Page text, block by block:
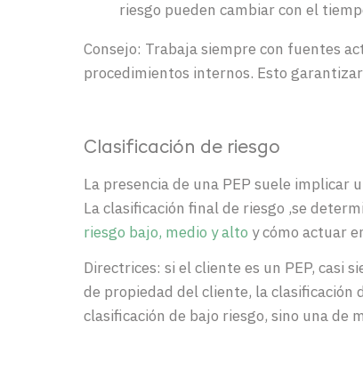
riesgo pueden cambiar con el
Consejo: Trabaja siempre con fuentes
procedimientos internos. Esto
Clasificación de riesgo
La presencia de una PEP suele implicar
La clasificación final de riesgo ,se
riesgo bajo, medio y alto y cómo actuar
Directrices: si el cliente es un PEP, casi
de propiedad del cliente, la clasificación
clasificación de bajo riesgo, sino una de